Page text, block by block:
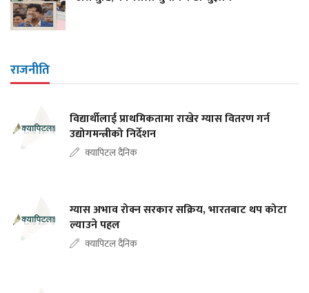
राजनीति
विद्यार्थीलाई प्राथमिकतामा राखेर ग्यास वितरण गर्न
उद्योगमन्त्रीको निर्देशन
क्यापिटल दैनिक
ग्यास अभाव रोक्न सरकार सक्रिय, भारतबाट थप कोटा
ल्याउने पहल
क्यापिटल दैनिक